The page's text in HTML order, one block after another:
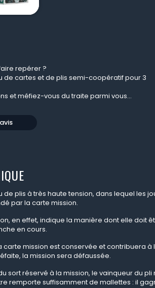
repérer ?
de cartes et de plis semi-coopératif pour 3
et méfiez-vous du traite parmi vous...
de plis à très haute tension, dans lequel les
par la carte mission.
en effet, indique la manière dont elle doit
en cours.
carte mission est conservée et contribuera
la mission sera défaussée.
sort réservé à la mission, le vainqueur du
remporte suffisamment de mallettes : il